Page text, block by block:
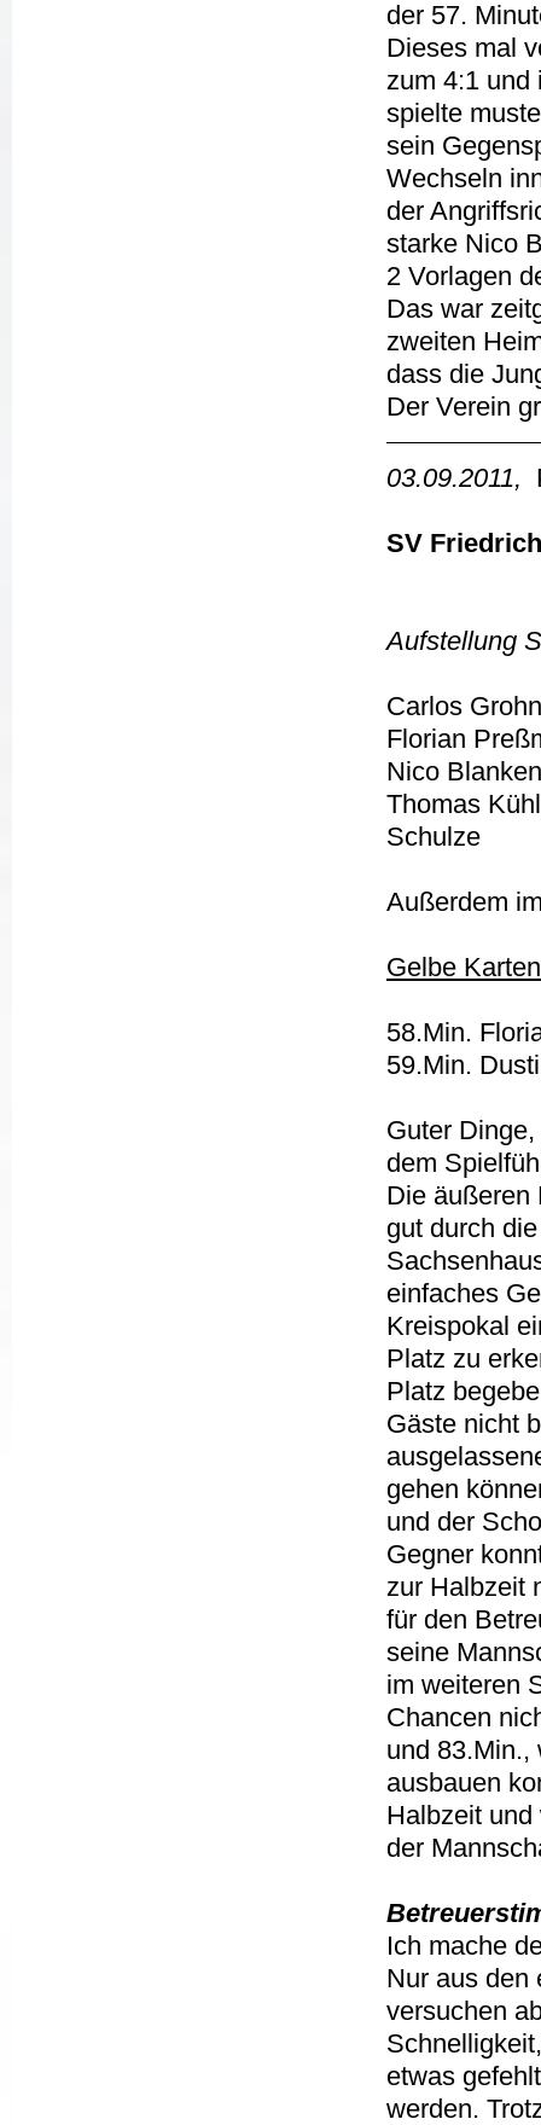
der 57.
Dieses mal
zum 4:1 und
spielte
sein
Wechseln
der
starke Nico
2 Vorlagen
Das war
zweiten
dass die
Der Verein
03.09.2011,
SV
Aufstellung
Carlos
Florian
Nico
Thomas
Schulze
Außerdem
Gelbe
58.Min.
59.Min.
Guter
dem
Die äußeren
gut durch
einfaches
Kreispokal
Platz zu
Platz
Gäste nicht
gehen
und der
Gegner
zur Halbzeit
für den
seine
im weiteren
Chancen
und 83.Min.,
ausbauen
Halbzeit
der
Ich mache
Nur aus den
versuchen
etwas
werden.